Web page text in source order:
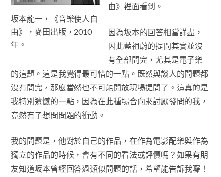
坂本龍一，《音樂使人自
由》，麥田出版，2010
年。
由》裡面看到。
因為坂本的回答相當詳盡，
因此藍祖蔚的提問其實並沒
有全部問完，尤其是電子樂
的這題。這是我覺得最可惜的一點。既然與談人的問題都
沒有問完，那麼當然也不可能開放現場提問了。這真的是
我特別遺憾的一點，因為在此種場合向來討厭發問的我，
竟然有了想問問題的衝動。
我的問題是，他對於自己的作品，在作為電影配樂與作為
獨立的作品的時候，會有不同的看法或評價嗎？如果有朋
友知道坂本曾經回答過類似問題的話，希望能告訴我囉！